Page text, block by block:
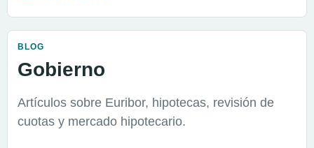
BLOG
Gobierno
Artículos sobre Euribor, hipotecas, revisión de
cuotas y mercado hipotecario.